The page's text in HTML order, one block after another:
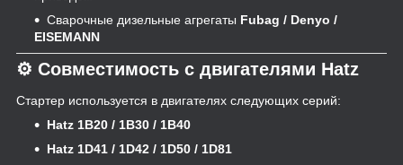
Сварочные дизельные агрегаты Fubag / Denyo /
EISEMANN
⚙️ Совместимость с двигателями Hatz
Стартер используется в двигателях следующих серий:
Hatz 1B20 / 1B30 / 1B40
Hatz 1D41 / 1D42 / 1D50 / 1D81